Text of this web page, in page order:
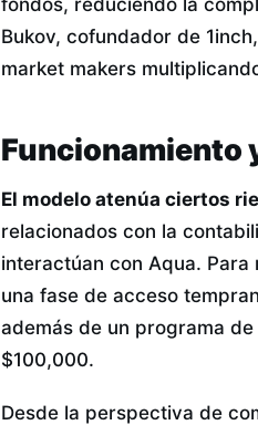
fondos, reduciendo la
Bukov, cofundador de
market makers
Funcionamiento
El modelo atenúa ciertos
relacionados con la
interactúan con Aqua.
una fase de acceso
además de un programa
$100,000.
Desde la perspectiva de